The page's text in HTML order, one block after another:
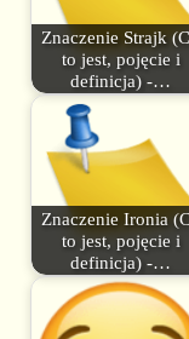
Znaczenie Strajk
to jest, pojęcie i
definicja) -…
Znaczenie Ironia
to jest, pojęcie i
definicja) -…